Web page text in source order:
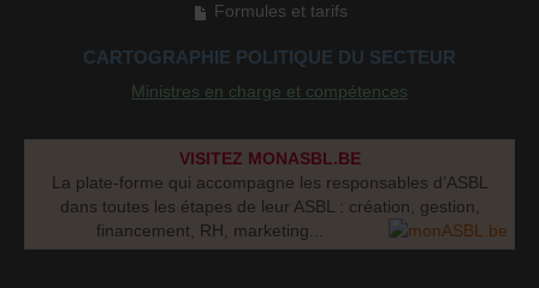
Formules et tarifs
CARTOGRAPHIE POLITIQUE DU SECTEUR
Ministres en charge et compétences
VISITEZ MONASBL.BE
La plate-forme qui accompagne les responsables d’ASBL
dans toutes les étapes de leur ASBL : création, gestion,
financement, RH, marketing...